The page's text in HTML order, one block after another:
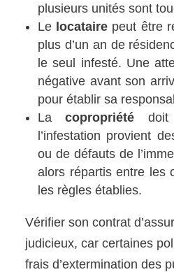
plusieurs unités sont
Le locataire peut être
plus d’un an de
le seul infesté. Une
négative avant son
pour établir sa
Lacopropriété doit
l’infestation provient
ou de défauts de
alors répartis entre les
les règles établies.
Vérifier son contrat
judicieux, car certaines
frais d’extermination des